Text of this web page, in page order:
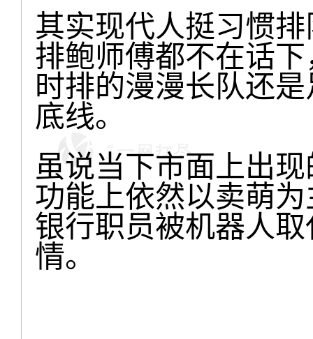
其实现代人挺习惯
排鲍师傅都不在话
时排的漫漫长队还
底线。
虽说当下市面上出
功能上依然以卖萌
银行职员被机器人
情。